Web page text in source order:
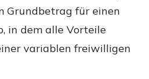
Grundbetrag für einen
in dem alle Vorteile
variablen freiwilligen